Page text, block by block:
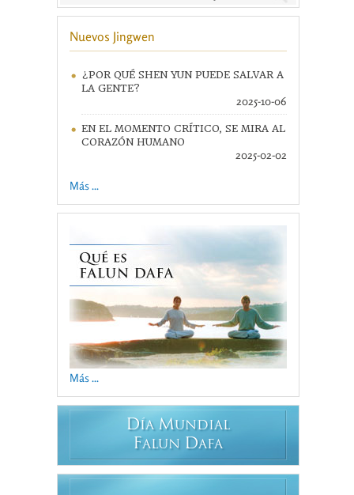
Nuevos Jingwen
¿POR QUÉ SHEN YUN PUEDE SALVAR A
LA GENTE?
2025-10-06
EN EL MOMENTO CRÍTICO, SE MIRA AL
CORAZÓN HUMANO
2025-02-02
Más ...
Más ...
DÍA MUNDIAL
FALUN DAFA